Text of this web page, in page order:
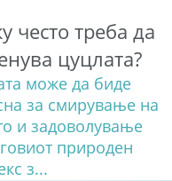
често треба да
цуцлата?
може да биде
за смирување на
и задоволување
природен
з...